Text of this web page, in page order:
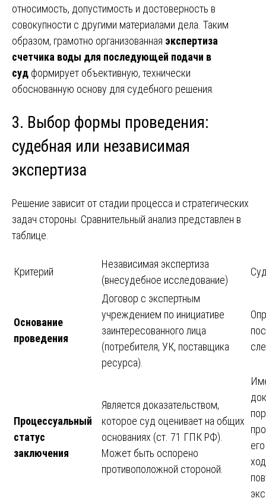
относимость, допустимость и достоверность в
совокупности с другими материалами дела. Таким
образом, грамотно организованная экспертиза
счетчика воды для последующей подачи в
суд формирует объективную, технически
обоснованную основу для судебного решения.
3. Выбор формы проведения:
судебная или независимая
экспертиза
Решение зависит от стадии процесса и стратегических
задач стороны. Сравнительный анализ представлен в
таблице.
Критерий
Независимая экспертиза
(внесудебное исследование)
Основание
проведения
Договор с экспертным
учреждением по инициативе
заинтересованного лица
(потребителя, УК, поставщика
ресурса).
Процессуальный
статус
заключения
Является доказательством,
которое суд оценивает на общих
основаниях (ст. 71 ГПК РФ).
Может быть оспорено
противоположной стороной.